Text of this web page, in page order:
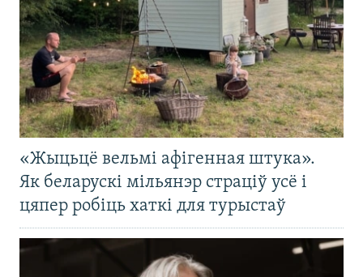
«Жыцьцё вельмі афігенная штука».
Як беларускі мільянэр страціў усё і
цяпер робіць хаткі для турыстаў